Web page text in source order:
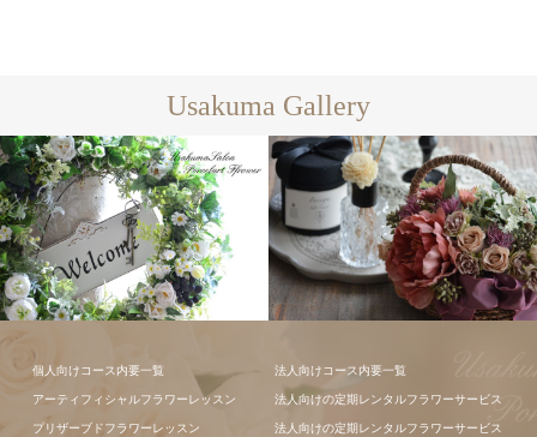
Usakuma Gallery
ンジメント
個人向けコース内要一覧
アーティフィシャルフラワーレッスン
プリザーブドフラワーレッスン
法人向けコース内要一覧
法人向けの定期レンタルフラワーサービス
法人向けの定期レンタルフラワーサービス